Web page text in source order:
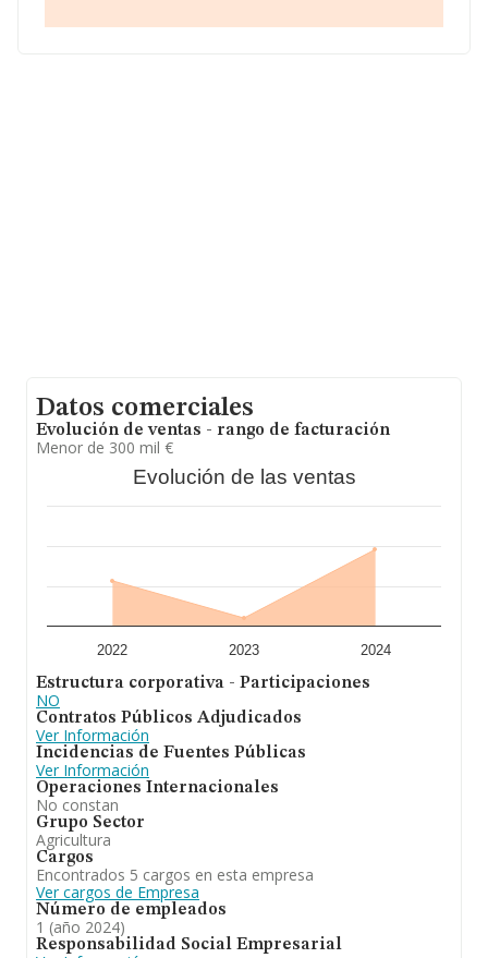
sobre 1.456 compañías, a nivel nacional la facturación
Datos comerciales
Evolución de ventas - rango de facturación
Menor de 300 mil €
Evolución de las ventas
2022 2023 2024
Estructura corporativa - Participaciones
NO
Contratos Públicos Adjudicados
Ver Información
Incidencias de Fuentes Públicas
Ver Información
Operaciones Internacionales
No constan
Grupo Sector
Agricultura
Cargos
Encontrados 5 cargos en esta empresa
Ver cargos de Empresa
Número de empleados
1 (año 2024)
Responsabilidad Social Empresarial